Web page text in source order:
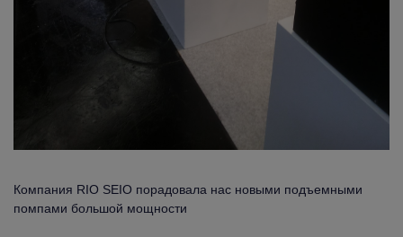
Компания RIO SEIO порадовала нас новыми подъемными
помпами большой мощности